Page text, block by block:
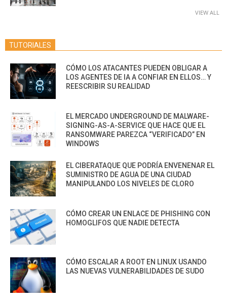
VIEW ALL
TUTORIALES
CÓMO LOS ATACANTES PUEDEN OBLIGAR A
LOS AGENTES DE IA A CONFIAR EN ELLOS… Y
REESCRIBIR SU REALIDAD
EL MERCADO UNDERGROUND DE MALWARE-
SIGNING-AS-A-SERVICE QUE HACE QUE EL
RANSOMWARE PAREZCA “VERIFICADO” EN
WINDOWS
EL CIBERATAQUE QUE PODRÍA ENVENENAR EL
SUMINISTRO DE AGUA DE UNA CIUDAD
MANIPULANDO LOS NIVELES DE CLORO
CÓMO CREAR UN ENLACE DE PHISHING CON
HOMOGLIFOS QUE NADIE DETECTA
CÓMO ESCALAR A ROOT EN LINUX USANDO
LAS NUEVAS VULNERABILIDADES DE SUDO